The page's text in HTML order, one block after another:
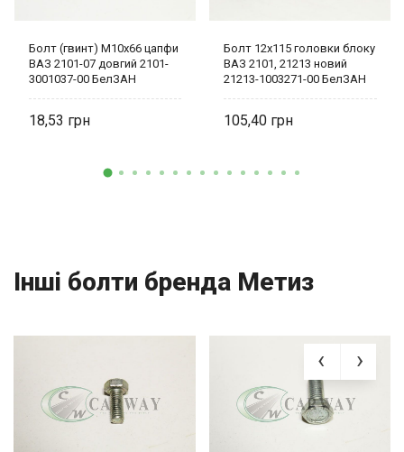
Болт (гвинт) М10х66 цапфи
ВАЗ 2101-07 довгий 2101-
3001037-00 БелЗАН
18,53
Болт 12х115 головки блоку
ВАЗ 2101, 21213 новий
21213-1003271-00 БелЗАН
105,40
Інші болти бренда Метиз